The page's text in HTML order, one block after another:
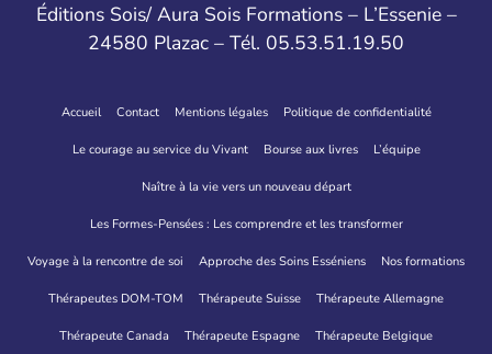
Éditions Sois/ Aura Sois Formations – L’Essenie –
24580 Plazac – Tél. 05.53.51.19.50
Accueil Contact Mentions légales Politique de confidentialité
Le courage au service du Vivant Bourse aux livres L’équipe
Naître à la vie vers un nouveau départ
Les Formes-Pensées : Les comprendre et les transformer
Voyage à la rencontre de soi Approche des Soins Esséniens Nos formations
Thérapeutes DOM-TOM Thérapeute Suisse Thérapeute Allemagne
Thérapeute Canada Thérapeute Espagne Thérapeute Belgique